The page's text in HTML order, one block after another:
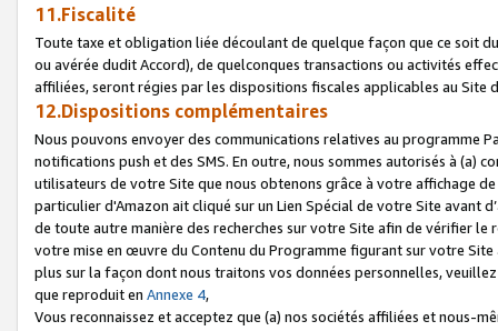
11.Fiscalité
Toute taxe et obligation liée découlant de quelque façon que ce soit
ou avérée dudit Accord), de quelconques transactions ou activités
affiliées, seront régies par les dispositions fiscales applicables au Site
12.Dispositions complémentaires
Nous pouvons envoyer des communications relatives au programme
notifications push et des SMS. En outre, nous sommes autorisés à
utilisateurs de votre Site que nous obtenons grâce à votre affichage
particulier d'Amazon ait cliqué sur un Lien Spécial de votre Site avant
de toute autre manière des recherches sur votre Site afin de vérifier
votre mise en œuvre du Contenu du Programme figurant sur votre
plus sur la façon dont nous traitons vos données personnelles,
que reproduit en Annexe 4,
Vous reconnaissez et acceptez que (a) nos sociétés affiliées et nous-